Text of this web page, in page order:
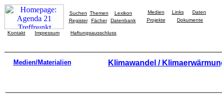
Suchen Themen
Lexikon
Register
Fächer Datenbank
Medien Links
Daten
Projekte
Dokumente
Kontakt Impressum Haftungsausschluss
Medien/Materialien Klimawandel /